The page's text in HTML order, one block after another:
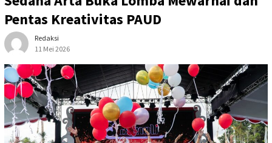
Pentas Kreativitas PAUD
Redaksi
11 Mei 2026